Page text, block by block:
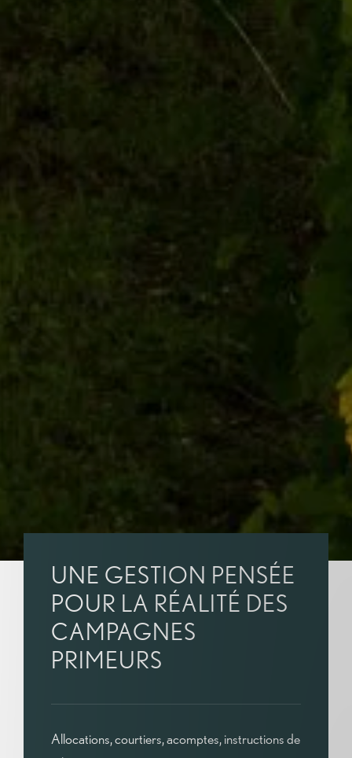
UNE GESTION PENSÉE
POUR LA RÉALITÉ DES
CAMPAGNES
PRIMEURS
Allocations, courtiers, acomptes, instructions de